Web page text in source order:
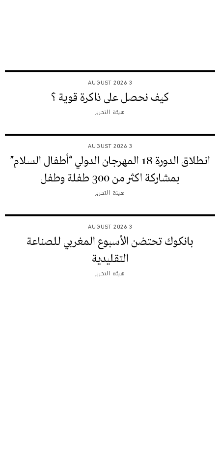
3 AUGUST 2026
كيف نحصل على ذاكرة قوية ؟
هيئة التحرير
3 AUGUST 2026
انطلاق الدورة 18 المهرجان الدولي “أطفال السلام”
بمشاركة اكثر من 300 طفلة وطفل
هيئة التحرير
3 AUGUST 2026
بانكوك تحتضن الأسبوع المغربي للصناعة
التقليدية
هيئة التحرير